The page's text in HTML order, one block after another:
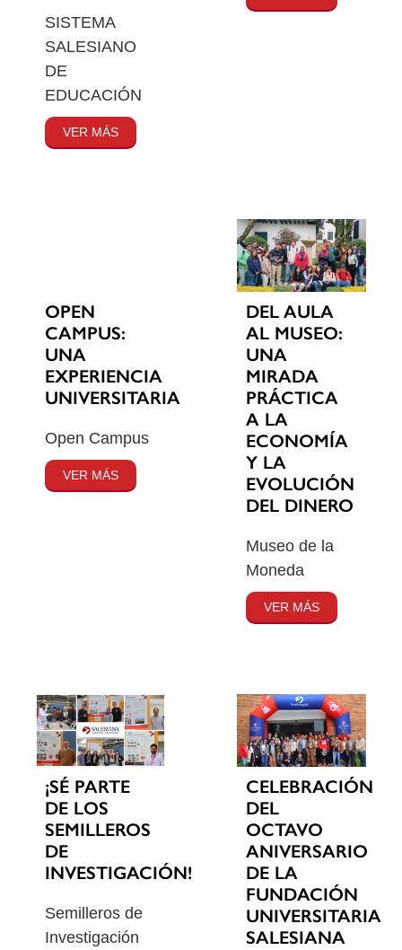
SISTEMA
SALESIANO
DE
EDUCACIÓN
VER MÁS
OPEN
CAMPUS:
UNA
EXPERIENCIA
UNIVERSITARIA
Open Campus
VER MÁS
DEL AULA
AL MUSEO:
UNA
MIRADA
PRÁCTICA
A LA
ECONOMÍA
Y LA
EVOLUCIÓN
DEL DINERO
Museo de la
Moneda
VER MÁS
¡SÉ PARTE
DE LOS
SEMILLEROS
DE
INVESTIGACIÓN!
Semilleros de
Investigación
CELEBRACIÓN
DEL
OCTAVO
ANIVERSARIO
DE LA
FUNDACIÓN
UNIVERSITARIA
SALESIANA